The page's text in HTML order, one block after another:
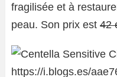
fragilisée et à
peau. Son prix est 42